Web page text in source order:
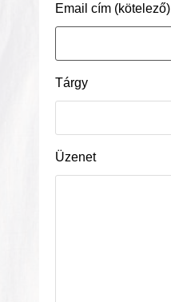
Email cím (kötelező)
Tárgy
Üzenet